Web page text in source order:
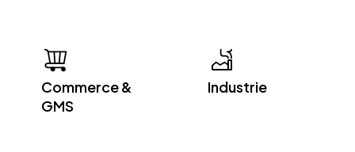
Commerce &
GMS
Industrie